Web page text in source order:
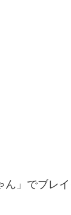
ん」でブレ